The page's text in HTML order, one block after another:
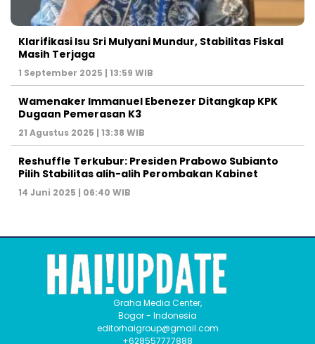
Klarifikasi Isu Sri Mulyani Mundur, Stabilitas Fiskal
Masih Terjaga
1 September 2025 | 13:59 WIB
Wamenaker Immanuel Ebenezer Ditangkap KPK
Dugaan Pemerasan K3
21 Agustus 2025 | 13:38 WIB
Reshuffle Terkubur: Presiden Prabowo Subianto
Pilih Stabilitas alih-alih Perombakan Kabinet
14 Juni 2025 | 06:40 WIB
Graha Media Center,
Bogor - Indonesia
editorhaigroup@gmail.com
+628557777888